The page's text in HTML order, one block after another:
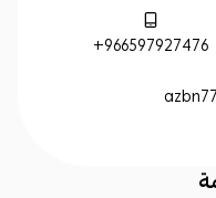
+966597927476